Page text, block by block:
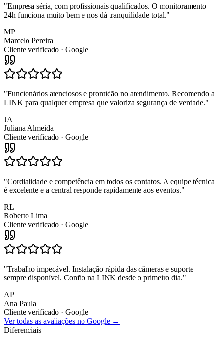
"Empresa séria, com profissionais qualificados. O monitoramento
24h funciona muito bem e nos dá tranquilidade total."
MP
Marcelo Pereira
Cliente verificado · Google
"Funcionários atenciosos e prontidão no atendimento. Recomendo a
LINK para qualquer empresa que valoriza segurança de verdade."
JA
Juliana Almeida
Cliente verificado · Google
"Cordialidade e competência em todos os contatos. A equipe técnica
é excelente e a central responde rapidamente aos eventos."
RL
Roberto Lima
Cliente verificado · Google
"Trabalho impecável. Instalação rápida das câmeras e suporte
sempre disponível. Confio na LINK desde o primeiro dia."
AP
Ana Paula
Cliente verificado · Google
Ver todas as avaliações no Google →
Diferenciais